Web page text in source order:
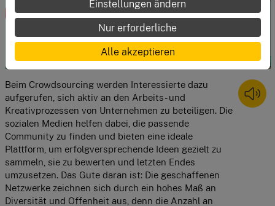
Beim Crowdsourcing werden Interessierte dazu
aufgerufen, sich aktiv an den Arbeits- und
Kreativprozessen von Unternehmen zu beteiligen. Die
sozialen Medien helfen dabei, die passende
Community zu finden und bieten eine ideale
Plattform, um erfolgversprechende Ideen gezielt zu
sammeln, sie zu bewerten und letzten Endes
umzusetzen. Das Gute daran ist: Die geschaffenen
Netzwerke zeichnen sich durch ein hohes Maß an
Diversität und Offenheit aus, denn die Anzahl an
Einstellungen ändern
Nur erforderliche
Alle akzeptieren